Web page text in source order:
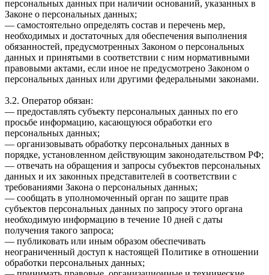
персональных данных при наличии оснований, указанных в
Законе о персональных данных;
— самостоятельно определять состав и перечень мер,
необходимых и достаточных для обеспечения выполнения
обязанностей, предусмотренных Законом о персональных
данных и принятыми в соответствии с ним нормативными
правовыми актами, если иное не предусмотрено Законом о
персональных данных или другими федеральными законами.
3.2. Оператор обязан:
— предоставлять субъекту персональных данных по его
просьбе информацию, касающуюся обработки его
персональных данных;
— организовывать обработку персональных данных в
порядке, установленном действующим законодательством РФ;
— отвечать на обращения и запросы субъектов персональных
данных и их законных представителей в соответствии с
требованиями Закона о персональных данных;
— сообщать в уполномоченный орган по защите прав
субъектов персональных данных по запросу этого органа
необходимую информацию в течение 10 дней с даты
получения такого запроса;
— публиковать или иным образом обеспечивать
неограниченный доступ к настоящей Политике в отношении
обработки персональных данных;